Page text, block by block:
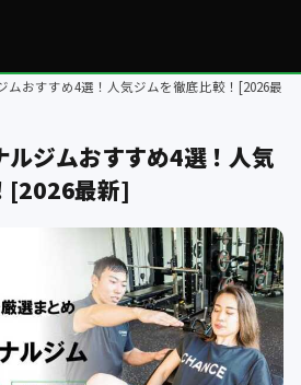
ムおすすめ4選！人気ジムを徹底比較！[2026最
ルジムおすすめ4選！人気
[2026最新]